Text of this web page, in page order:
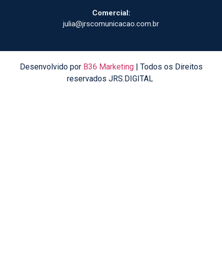
Comercial:
julia@jrscomunicacao.com.br
Desenvolvido por B36 Marketing| Todos os Direitos
reservados JRS.DIGITAL